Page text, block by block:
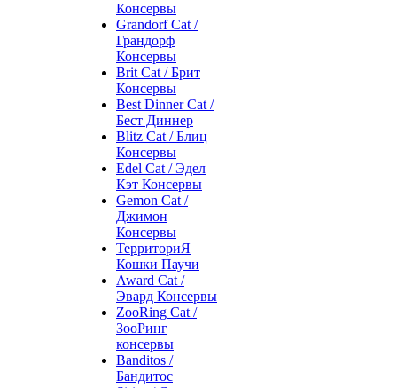
Консервы
Grandorf Cat /
Грандорф
Консервы
Brit Cat / Брит
Консервы
Best Dinner Cat /
Бест Диннер
Blitz Cat / Блиц
Консервы
Edel Cat / Эдел
Кэт Консервы
Gemon Cat /
Джимон
Консервы
ТерриториЯ
Кошки Паучи
Award Cat /
Эвард Консервы
ZooRing Cat /
ЗооРинг
консервы
Banditos /
Бандитос